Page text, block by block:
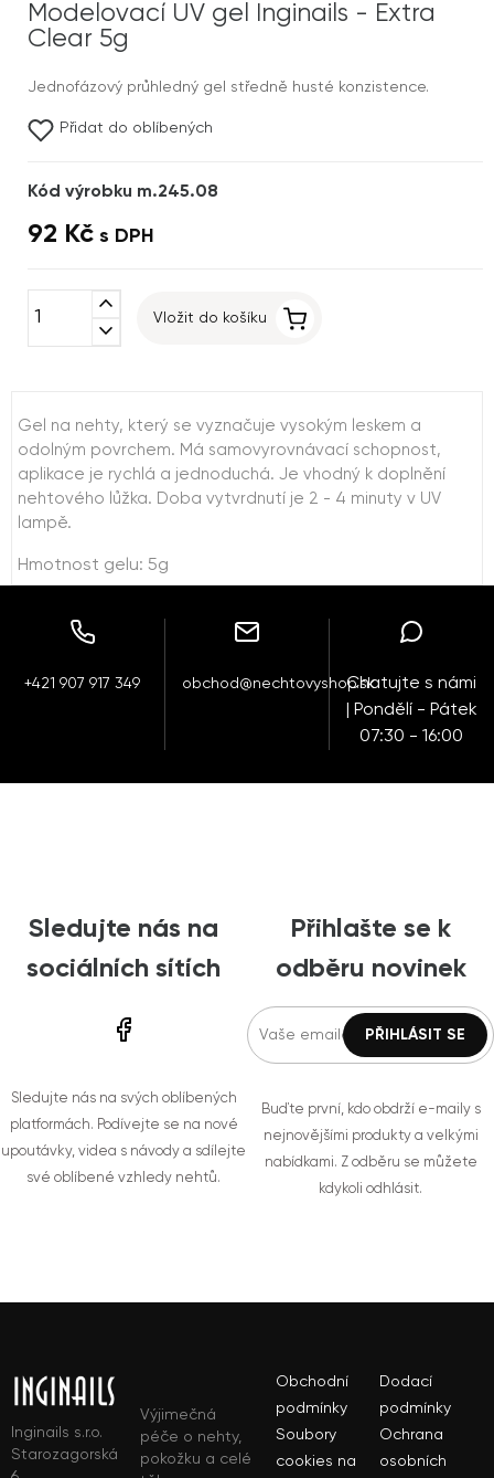
Modelovací UV gel Inginails - Extra
Clear 5g
Jednofázový průhledný gel středně husté konzistence.
Přidat do oblíbených
Kód výrobku m.245.08
92 Kč s DPH
expand_less
expand_more
Vložit do košíku
Gel na nehty, který se vyznačuje vysokým leskem a
odolným povrchem. Má samovyrovnávací schopnost,
aplikace je rychlá a jednoduchá. Je vhodný k doplnění
nehtového lůžka. Doba vytvrdnutí je 2 - 4 minuty v UV
lampě.
Hmotnost gelu: 5g
+421 907 917 349 obchod@nechtovyshop.skChatujte s námi
| Pondělí - Pátek
07:30 - 16:00
Sledujte nás na
sociálních sítích
Sledujte nás na svých oblíbených
platformách. Podívejte se na nové
upoutávky, videa s návody a sdílejte
své oblíbené vzhledy nehtů.
Přihlašte se k
odběru novinek
Buďte první, kdo obdrží e-maily s
nejnovějšími produkty a velkými
nabídkami. Z odběru se můžete
kdykoli odhlásit.
Inginails s.r.o.
Starozagorská
Výjimečná
péče o nehty,
pokožku a celé
Obchodní
podmínky
Dodací
podmínky
Soubory
cookies na
Ochrana
osobních